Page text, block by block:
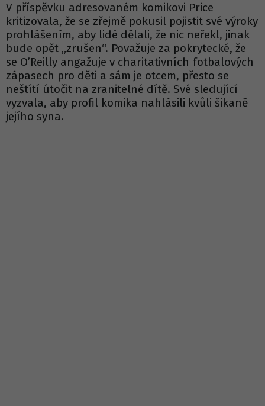
V příspěvku adresovaném komikovi Price
kritizovala, že se zřejmě pokusil pojistit své výroky
prohlášením, aby lidé dělali, že nic neřekl, jinak
bude opět „zrušen“. Považuje za pokrytecké, že
se O’Reilly angažuje v charitativních fotbalových
zápasech pro děti a sám je otcem, přesto se
neštítí útočit na zranitelné dítě. Své sledující
vyzvala, aby profil komika nahlásili kvůli šikaně
jejího syna.